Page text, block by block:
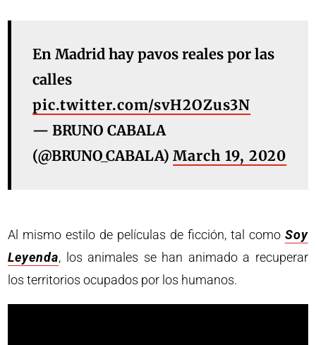
En Madrid hay pavos reales por las
calles
pic.twitter.com/svH2OZus3N
— BRUNO CABALA
(@BRUNO_CABALA)March 19, 2020
Al mismo estilo de películas de ficción, tal como Soy
Leyenda, los animales se han animado a recuperar
los territorios ocupados por los humanos.